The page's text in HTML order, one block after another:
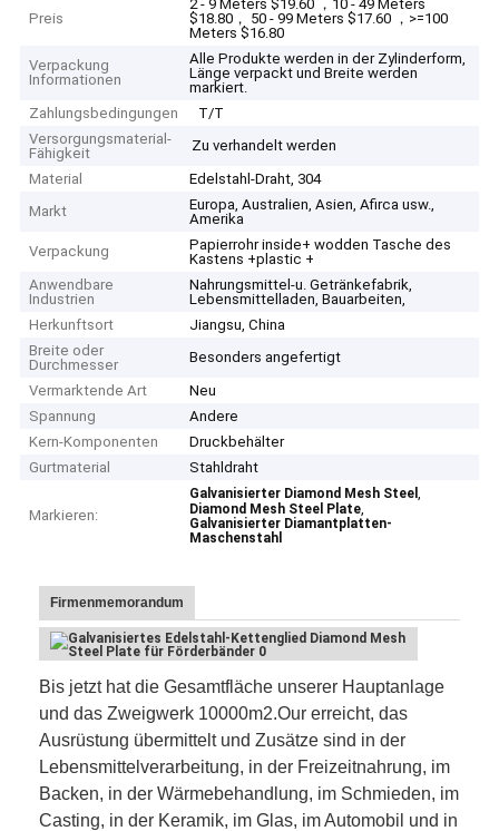
Preis
2 - 9 Meters $19.60 ，10 - 49 Meters
$18.80， 50 - 99 Meters $17.60 ，>=100
Meters $16.80
Verpackung
Informationen
Alle Produkte werden in der Zylinderform,
Länge verpackt und Breite werden
markiert.
Zahlungsbedingungen
T/T
Versorgungsmaterial-
Fähigkeit
Zu verhandelt werden
Material
Edelstahl-Draht, 304
Markt
Europa, Australien, Asien, Afirca usw.,
Amerika
Verpackung
Papierrohr inside+ wodden Tasche des
Kastens +plastic +
Anwendbare
Industrien
Nahrungsmittel-u. Getränkefabrik,
Lebensmittelladen, Bauarbeiten,
Herkunftsort
Jiangsu, China
Breite oder
Durchmesser
Besonders angefertigt
Vermarktende Art
Neu
Spannung
Andere
Kern-Komponenten
Druckbehälter
Gurtmaterial
Stahldraht
Markieren:
Galvanisierter Diamond Mesh Steel,
Diamond Mesh Steel Plate,
Galvanisierter Diamantplatten-
Maschenstahl
Firmenmemorandum
Bis jetzt hat die Gesamtfläche unserer Hauptanlage
und das Zweigwerk 10000m2.Our erreicht, das
Ausrüstung übermittelt und Zusätze sind in der
Lebensmittelverarbeitung, in der Freizeitnahrung, im
Backen, in der Wärmebehandlung, im Schmieden, im
Casting, in der Keramik, im Glas, im Automobil und in